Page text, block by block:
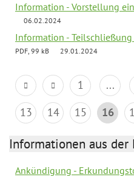
Information - Vorstellung
06.02.2024
Information -
PDF, 99 kB 29.01.2024
1 ...
13
14 15 16
Informationen aus der
Ankündigung -